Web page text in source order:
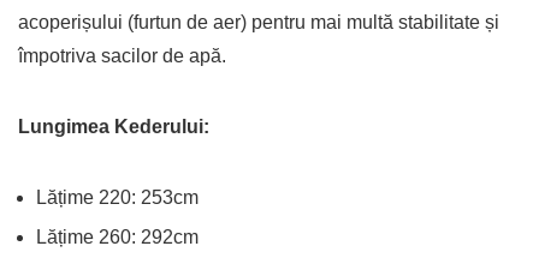
acoperișului (furtun de aer) pentru mai multă stabilitate și
împotriva sacilor de apă.
Lungimea Kederului:
Lățime 220: 253cm
Lățime 260: 292cm